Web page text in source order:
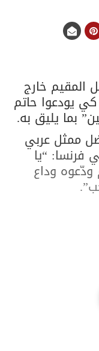
المقيم خارج
يودعوا حاتم
بما يليق به.
ممثل عربي
فرنسا: “يا
ودّعوه وداع
المخرج حاتم